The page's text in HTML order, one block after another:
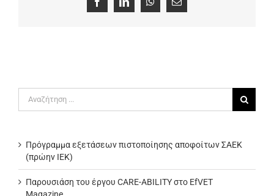
FacebookLinkedInWhatsApp
Email
για:
Πρόγραμμα εξετάσεων πιστοποίησης αποφοίτων ΣΑΕΚ
(πρώην ΙΕΚ)
Παρουσιάση του έργου CARE-ABILITY στο EfVET
Magazine